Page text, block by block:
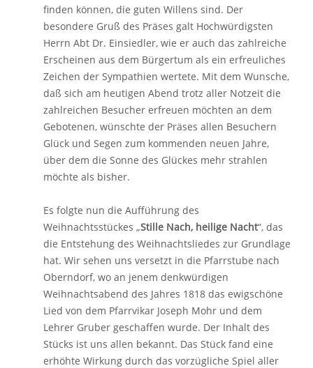
finden können, die guten Willens sind. Der
besondere Gruß des Präses galt Hochwürdigsten
Herrn Abt Dr. Einsiedler, wie er auch das zahlreiche
Erscheinen aus dem Bürgertum als ein erfreuliches
Zeichen der Sympathien wertete. Mit dem Wunsche,
daß sich am heutigen Abend trotz aller Notzeit die
zahlreichen Besucher erfreuen möchten an dem
Gebotenen, wünschte der Präses allen Besuchern
Glück und Segen zum kommenden neuen Jahre,
über dem die Sonne des Glückes mehr strahlen
möchte als bisher.
Es folgte nun die Aufführung des
Weihnachtsstückes „Stille Nach, heilige Nacht“, das
die Entstehung des Weihnachtsliedes zur Grundlage
hat. Wir sehen uns versetzt in die Pfarrstube nach
Oberndorf, wo an jenem denkwürdigen
Weihnachtsabend des Jahres 1818 das ewigschöne
Lied von dem Pfarrvikar Joseph Mohr und dem
Lehrer Gruber geschaffen wurde. Der Inhalt des
Stücks ist uns allen bekannt. Das Stück fand eine
erhöhte Wirkung durch das vorzügliche Spiel aller